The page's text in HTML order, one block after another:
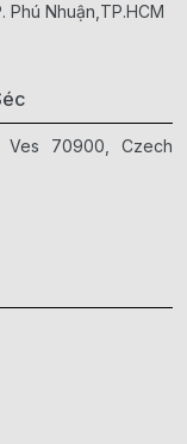
Nhuận,TP.HCM
70900, Czech